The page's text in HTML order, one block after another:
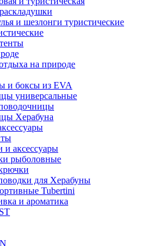
и шезлонги туристические
на природе
и боксы из EVA
универсальные
Херабуна
и аксессуары
рыболовные
для Херабуны
Tubertini
и ароматика